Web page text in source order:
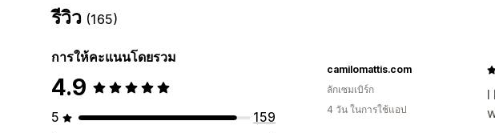
รีวิว (165)
การให้คะแนนโดยรวม
4.9
5
159
I
camilomattis.com
ลักเซมเบิร์ก
4 วัน ในการใช้แอป